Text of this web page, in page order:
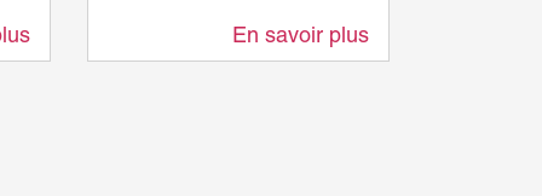
En savoir plus